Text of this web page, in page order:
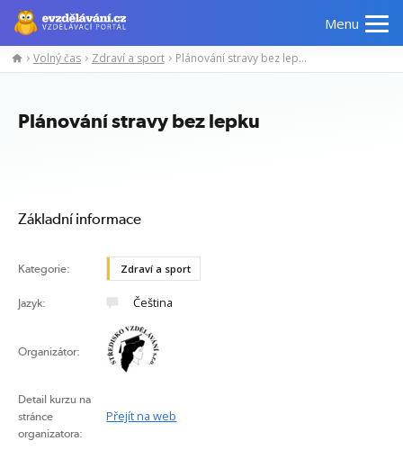
Menu
Manažerské
Odborné
Počítačové
Volný čas Zdraví a sport Plánování stravy bez lepku
Plánování stravy bez lepku
Základní informace
Kategorie: Zdraví a sport
Jazyk: Čeština
Organizátor:
Detail kurzu na
stránce
organizatora:
Přejít na web